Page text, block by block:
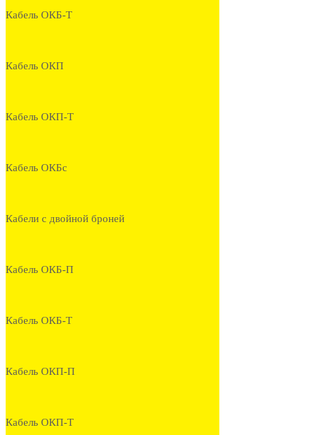
Кабель ОКБ-Т
Кабель ОКП
Кабель ОКП-Т
Кабель ОКБс
Кабели с двойной броней
Кабель ОКБ-П
Кабель ОКБ-Т
Кабель ОКП-П
Кабель ОКП-Т